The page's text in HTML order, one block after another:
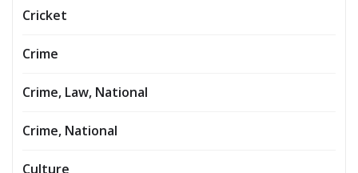
Cricket
Crime
Crime, Law, National
Crime, National
Culture